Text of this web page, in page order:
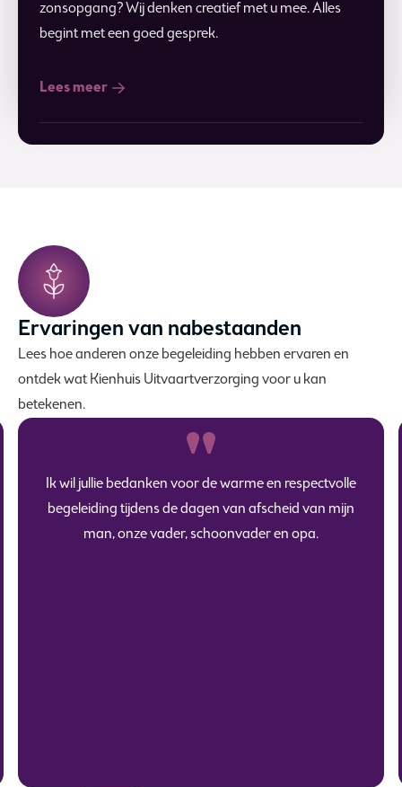
zonsopgang? Wij denken creatief met u mee. Alles
begint met een goed gesprek.
Lees meer
Ervaringen van nabestaanden
Lees hoe anderen onze begeleiding hebben ervaren en
ontdek wat Kienhuis Uitvaartverzorging voor u kan
betekenen.
Ik wil jullie bedanken voor de warme en respectvolle
begeleiding tijdens de dagen van afscheid van mijn
man, onze vader, schoonvader en opa.